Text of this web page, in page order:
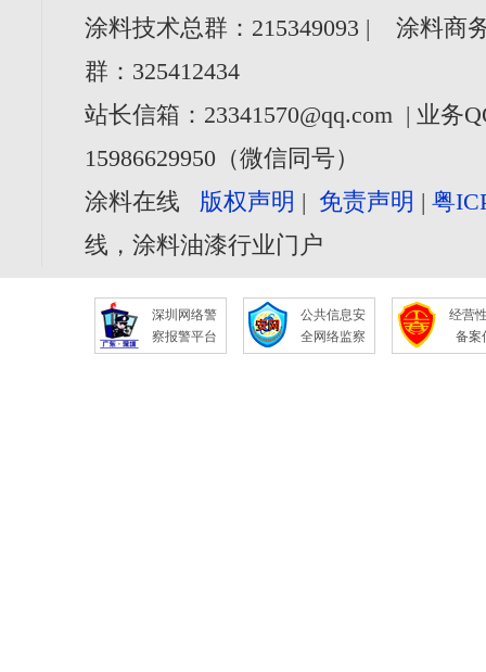
涂料技术总群：215349093 | 涂料商
群：325412434
站长信箱：23341570@qq.com | 业务
15986629950（微信同号）
涂料在线 版权声明 | 免责声明 |粤
线，涂料油漆行业门户
深圳网络警
察报警平台
公共信息安
全网络监察
经营
备案